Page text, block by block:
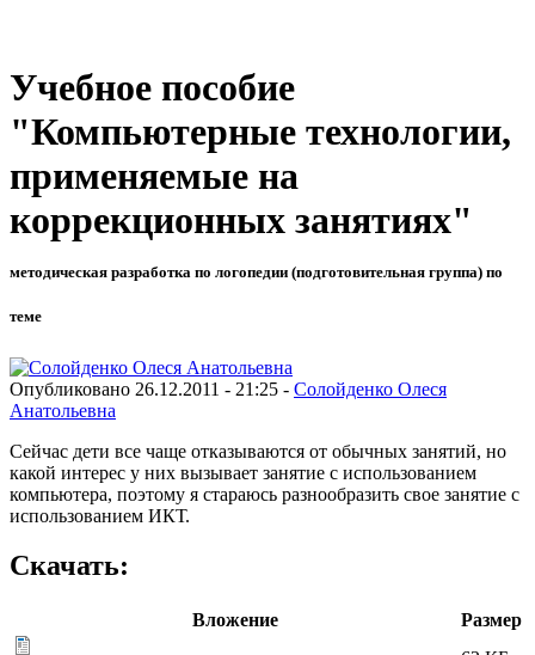
Учебное пособие
"Компьютерные технологии,
применяемые на
коррекционных занятиях"
методическая разработка по логопедии (подготовительная группа) по
теме
Опубликовано 26.12.2011 - 21:25 - Солойденко Олеся
Анатольевна
Сейчас дети все чаще отказываются от обычных занятий, но
какой интерес у них вызывает занятие с использованием
компьютера, поэтому я стараюсь разнообразить свое занятие с
использованием ИКТ.
Скачать:
Вложение Размер